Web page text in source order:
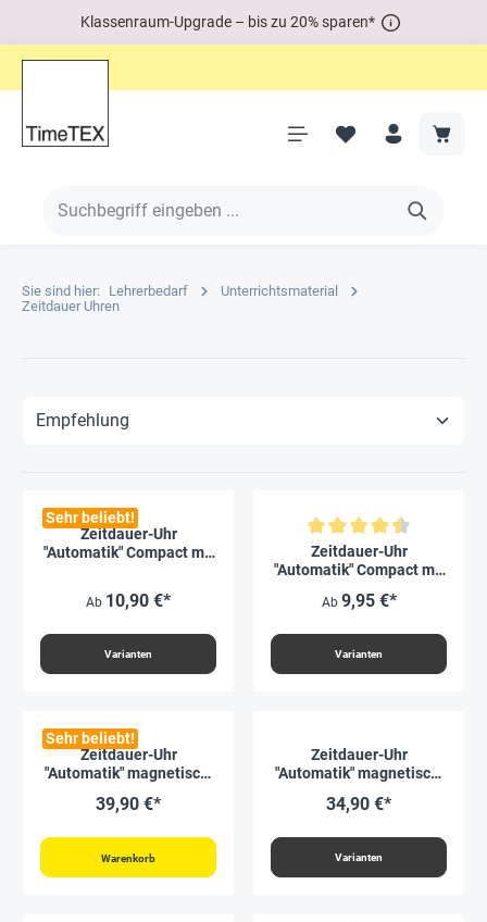
Klassenraum-Upgrade – bis zu 20% sparen*
Sie sind hier: Lehrerbedarf
Unterrichtsmaterial
Zeitdauer Uhren
Sehr beliebt!
Zeitdauer-Uhr
"Automatik" Compact mit
Ab 10,90 €*
Varianten
Durchschnittliche Bewertung
Zeitdauer-Uhr
"Automatik" Compact mit
Ab 9,95 €*
Varianten
Sehr beliebt!
Zeitdauer-Uhr
"Automatik" magnetisch,
Ampelscheibe
39,90 €*
Warenkorb
Zeitdauer-Uhr
"Automatik" magnetisch,
34,90 €*
Varianten